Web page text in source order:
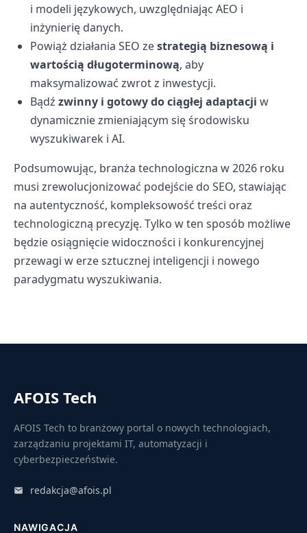
i modeli językowych, uwzględniając AEO i
inżynierię danych.
Powiąż działania SEO zestrategią biznesową i
wartością długoterminową, aby
maksymalizować zwrot z inwestycji.
Bądź zwinny i gotowy do ciągłej adaptacji w
dynamicznie zmieniającym się środowisku
wyszukiwarek i AI.
Podsumowując, branża technologiczna w 2026 roku
musi zrewolucjonizować podejście do SEO, stawiając
na autentyczność, kompleksowość treści oraz
technologiczną precyzję. Tylko w ten sposób możliwe
będzie osiągnięcie widoczności i konkurencyjnej
przewagi w erze sztucznej inteligencji i nowego
paradygmatu wyszukiwania.
AFOIS Tech
AFOIS Tech to branżowy portal o nowych technologiach,
zarządzaniu projektami IT, automatyzacji i
cyberbezpieczeństwie.
redakcja@afois.pl
NAWIGACJA